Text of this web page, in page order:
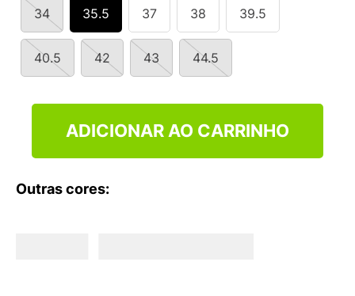
34 35.5 37 38 39.5
40.5 42 43 44.5
ADICIONAR AO CARRINHO
Outras cores:
9º
VANS TÊNIS VANS ULTRARANGE
10º NEW 530